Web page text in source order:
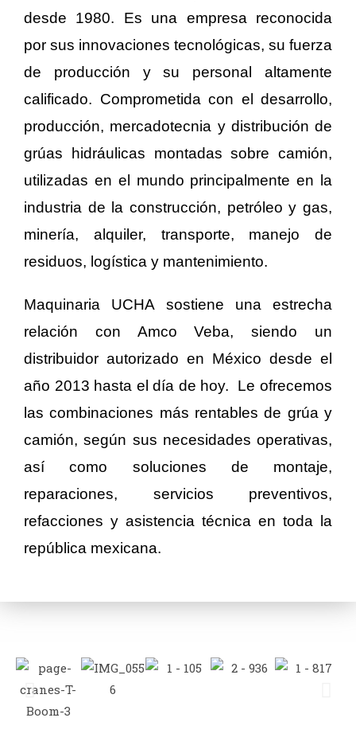
desde 1980. Es una empresa reconocida
por sus innovaciones tecnológicas, su fuerza
de producción y su personal altamente
calificado. Comprometida con el desarrollo,
producción, mercadotecnia y distribución de
grúas hidráulicas montadas sobre camión,
utilizadas en el mundo principalmente en la
industria de la construcción, petróleo y gas,
minería, alquiler, transporte, manejo de
residuos, logística y mantenimiento.
Maquinaria UCHA sostiene una estrecha
relación con Amco Veba, siendo un
distribuidor autorizado en México desde el
año 2013 hasta el día de hoy. Le ofrecemos
las combinaciones más rentables de grúa y
camión, según sus necesidades operativas,
así como soluciones de montaje,
reparaciones, servicios preventivos,
refacciones y asistencia técnica en toda la
república mexicana.